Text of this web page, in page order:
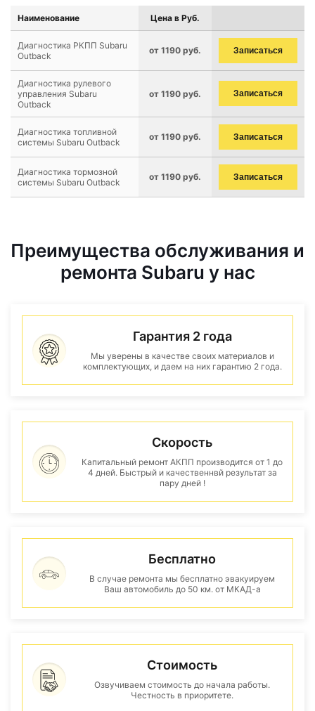
Наименование Цена в Руб.
Диагностика РКПП Subaru
Outback
от 1190 руб. Записаться
Диагностика рулевого
управления Subaru
Outback
от 1190 руб. Записаться
Диагностика топливной
системы Subaru Outback
от 1190 руб. Записаться
Диагностика тормозной
системы Subaru Outback
от 1190 руб. Записаться
Преимущества обслуживания и
ремонта Subaru у нас
Гарантия 2 года
Мы уверены в качестве своих материалов и
комплектующих, и даем на них гарантию 2 года.
Скорость
Капитальный ремонт АКПП производится от 1 до
4 дней. Быстрый и качественнвй результат за
пару дней !
Бесплатно
В случае ремонта мы бесплатно эвакуируем
Ваш автомобиль до 50 км. от МКАД-а
Стоимость
Озвучиваем стоимость до начала работы.
Честность в приоритете.